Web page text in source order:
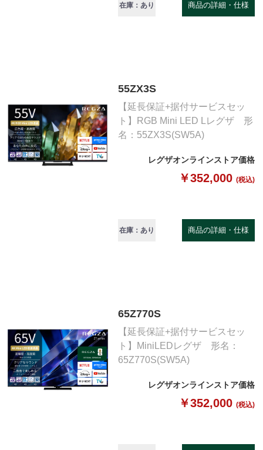
在庫：あり 商品の詳細・仕様
55ZX3S
【延長保証+据付サービスセッ
ト】RGB Mini LED Lレグザ 形
名：55ZX3S(SW5A)
レグザオンラインストア価格
￥352,000 (税込)
在庫：あり 商品の詳細・仕様
65Z770S
【延長保証+据付サービスセッ
ト】MiniLEDレグザ 形名：
65Z770S(SW5A)
レグザオンラインストア価格
￥352,000 (税込)